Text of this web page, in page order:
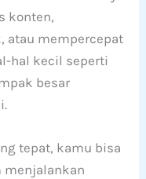
konten,
atau mempercepat
hal kecil seperti
besar
tepat, kamu bisa